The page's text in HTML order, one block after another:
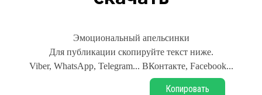
Эмоциональный апельсинки
Для публикации скопируйте текст ниже.
Viber, WhatsApp, Telegram... ВКонтакте, Facebook...
Копировать